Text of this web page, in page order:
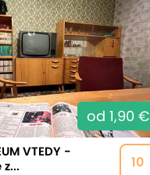
od 1,90 €
10
VTEDY -